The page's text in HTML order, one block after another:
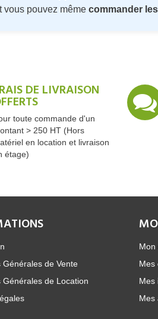
vous pouvez même commander
DE LIVRAISON
toute commande d'un
> 250 HT (Hors
en location et livraison
étage)
Générales de Vente
Générales de Location
Mon
Mes
Mes
Mes